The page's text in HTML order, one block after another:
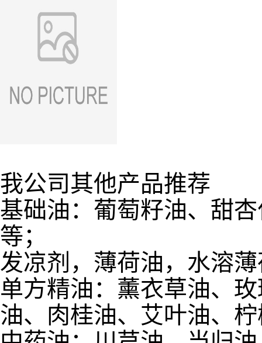
我公司其他产品推荐
基础油：葡萄籽油、甜
等；
发凉剂，薄荷油，水溶
单方精油：薰衣草油、
油、肉桂油、艾叶油、